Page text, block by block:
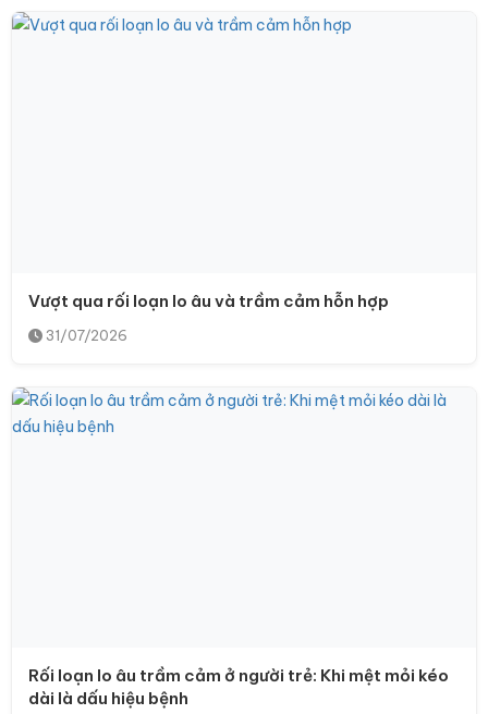
Vượt qua rối loạn lo âu và trầm cảm hỗn hợp
31/07/2026
Rối loạn lo âu trầm cảm ở người trẻ: Khi mệt mỏi kéo
dài là dấu hiệu bệnh